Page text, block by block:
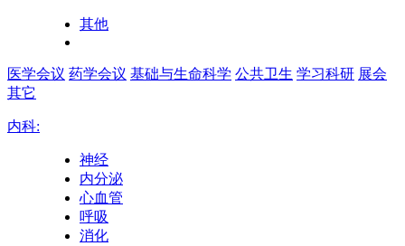
其他
医学会议 药学会议 基础与生命科学 公共卫生 学习科研 展会
其它
内科:
神经
内分泌
心血管
呼吸
消化